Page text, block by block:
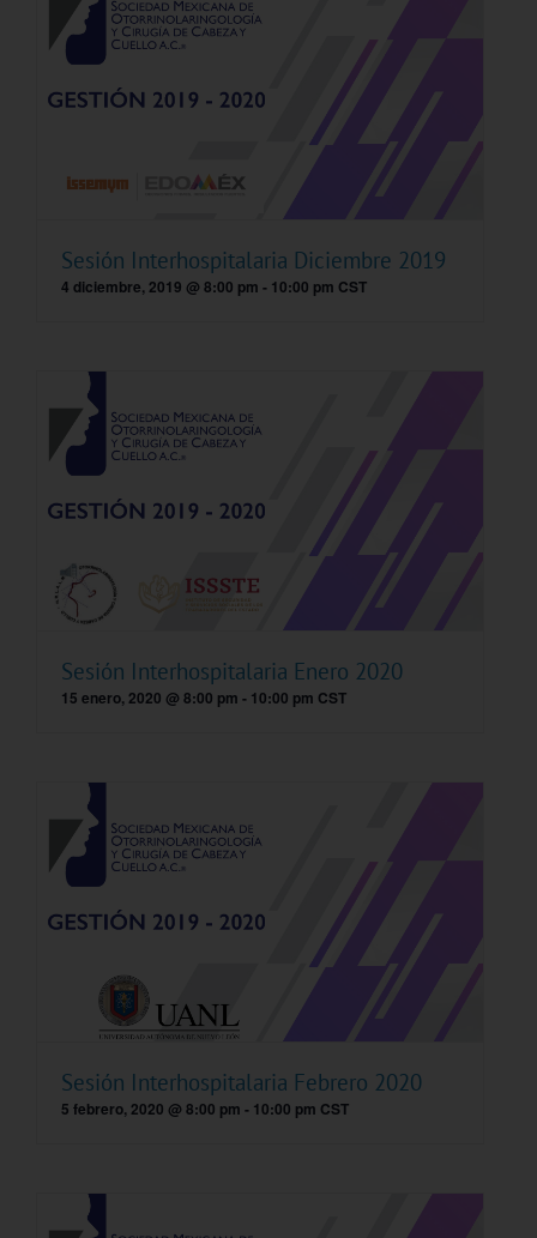
Sesión Interhospitalaria Diciembre 2019
4 diciembre, 2019 @ 8:00 pm - 10:00 pm CST
Sesión Interhospitalaria Enero 2020
15 enero, 2020 @ 8:00 pm - 10:00 pm CST
Sesión Interhospitalaria Febrero 2020
5 febrero, 2020 @ 8:00 pm - 10:00 pm CST